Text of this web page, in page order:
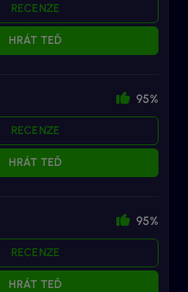
RECENZE
HRÁT TEĎ
95%
RECENZE
HRÁT TEĎ
95%
RECENZE
HRÁT TEĎ